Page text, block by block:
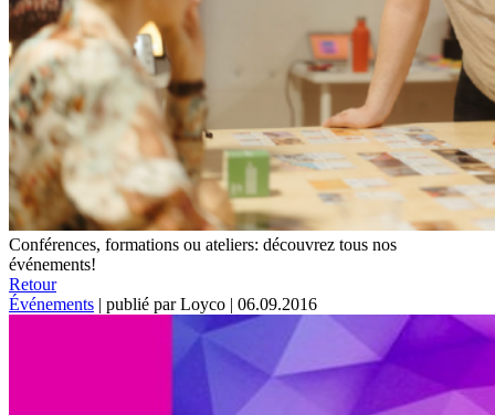
Conférences, formations ou ateliers: découvrez tous nos
événements!
Retour
Événements | publié par Loyco | 06.09.2016